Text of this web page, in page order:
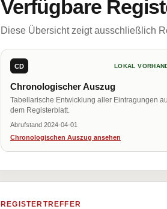
Verfügbare
Diese Übersicht zeigt ausschließlich
CD LOKAL
Chronologischer Auszug
Tabellarische Entwicklung aller Eintragungen
dem Registerblatt.
Abrufstand 2024-04-01
Chronologischen Auszug ansehen
REGISTERTREFFER